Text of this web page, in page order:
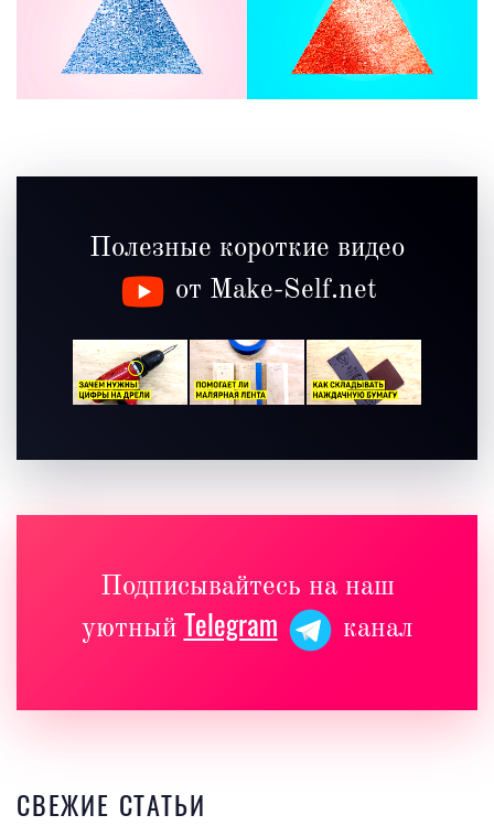
Полезные короткие видео
от Make-Self.net
Подписывайтесь на наш
уютный Telegram канал
СВЕЖИЕ СТАТЬИ